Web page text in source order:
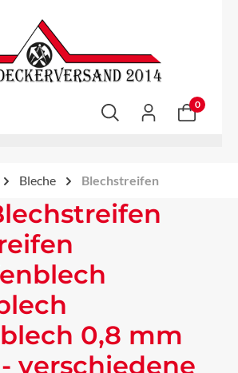
0
Bleche Blechstreifen
0,8 mm
verschiedene